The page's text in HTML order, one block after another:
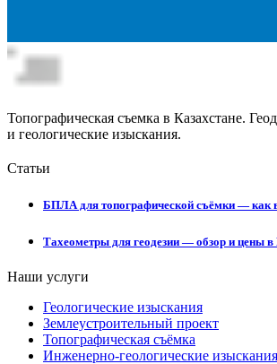
Топографическая съемка в Казахстане.
и геологические изыскания.
Статьи
БПЛА для топографической съёмки — как
Тахеометры для геодезии — обзор и цены в
Наши услуги
Геологические изыскания
Землеустроительный проект
Топографическая съёмка
Инженерно-геологические изыскания